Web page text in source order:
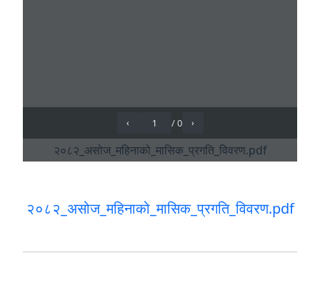
२०८२_असोज_महिनाको_मासिक_प्रगति_विवरण.pdf